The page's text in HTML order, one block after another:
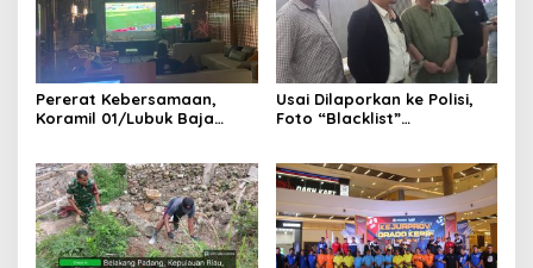
Pererat Kebersamaan,
Koramil 01/Lubuk Baja
Bersama Masyarakat
Usai Dilaporkan ke Polisi,
Foto “Blacklist”
di Batam